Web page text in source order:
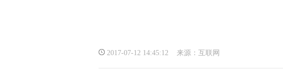
2017-07-12 14:45:12 来源：互联网